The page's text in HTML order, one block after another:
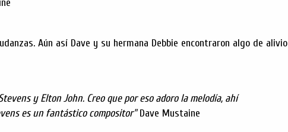
Aún así Dave y su hermana Debbie encontraron algo de alivio
y Elton John. Creo que por eso adoro la melodía, ahí
es un fantástico compositor"Dave Mustaine